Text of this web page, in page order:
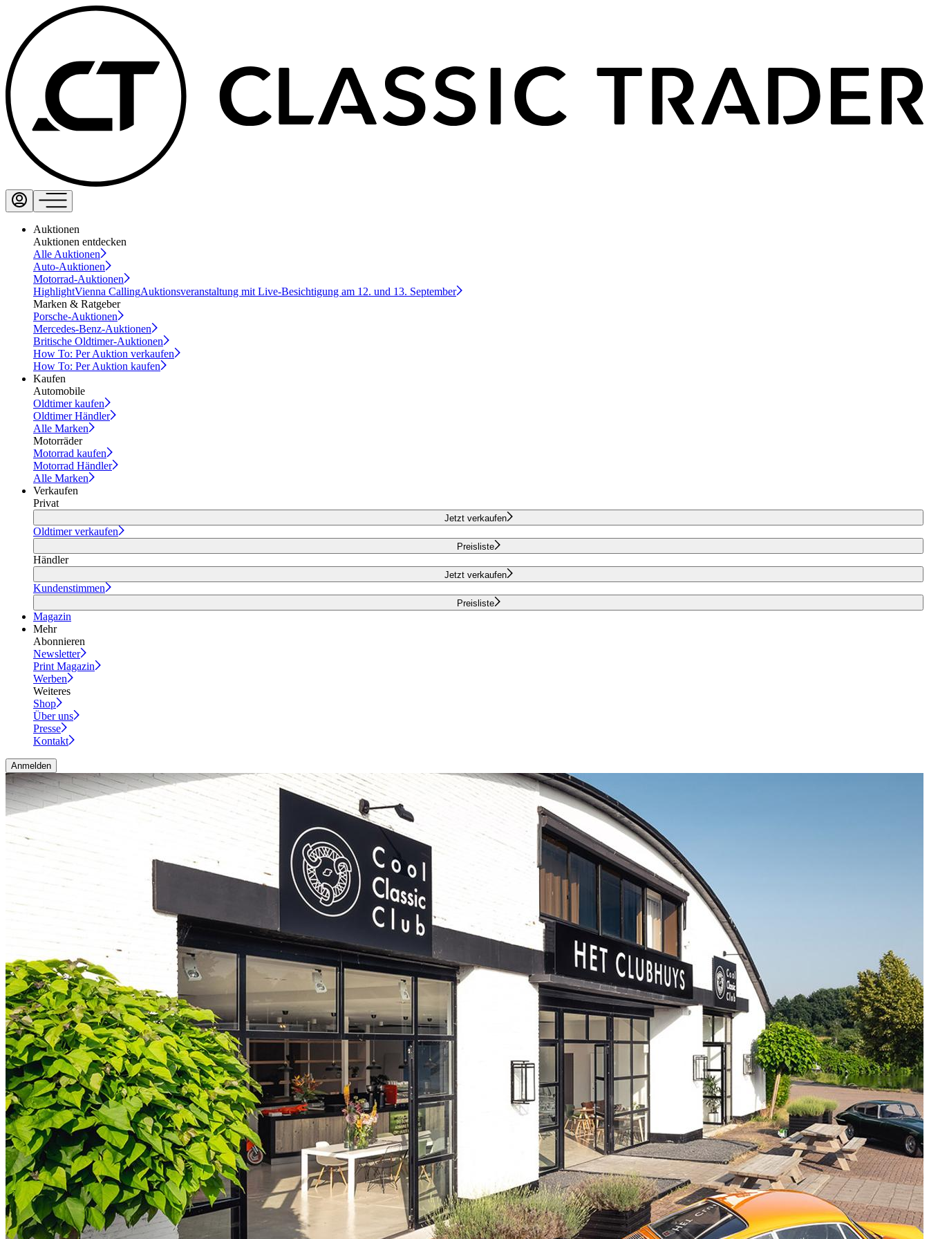
Auktionen
Auktionen entdecken
Alle Auktionen
Auto-Auktionen
Motorrad-Auktionen
HighlightVienna CallingAuktionsveranstaltung mit Live-Besichtigung am 12. und 13. September
Marken & Ratgeber
Porsche-Auktionen
Mercedes-Benz-Auktionen
Britische Oldtimer-Auktionen
How To: Per Auktion verkaufen
How To: Per Auktion kaufen
Kaufen
Automobile
Oldtimer kaufen
Oldtimer Händler
Alle Marken
Motorräder
Motorrad kaufen
Motorrad Händler
Alle Marken
Verkaufen
Privat
Jetzt verkaufen
Oldtimer verkaufen
Preisliste
Händler
Jetzt verkaufen
Kundenstimmen
Preisliste
Magazin
Mehr
Abonnieren
Newsletter
Print Magazin
Werben
Weiteres
Shop
Über uns
Presse
Kontakt
Anmelden